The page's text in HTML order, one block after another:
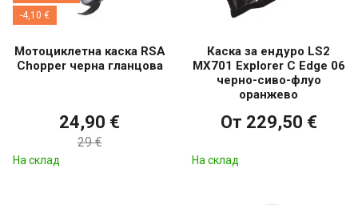
-4,10 €
Мотоциклетна каска RSA
Chopper черна гланцова
24,90 €
29 €
На склад
Каска за ендуро LS2
MX701 Explorer C Edge 06
черно-сиво-флуо
оранжево
От 229,50 €
На склад